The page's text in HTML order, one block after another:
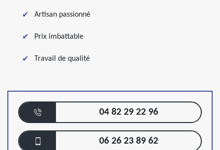
Artisan passionné
Prix imbattable
Travail de qualité
04 82 29 22 96
06 26 23 89 62